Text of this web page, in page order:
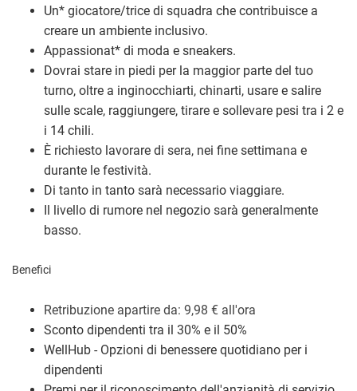
Un* giocatore/trice di squadra che contribuisce a
creare un ambiente inclusivo.
Appassionat* di moda e sneakers.
Dovrai stare in piedi per la maggior parte del tuo
turno, oltre a inginocchiarti, chinarti, usare e salire
sulle scale, raggiungere, tirare e sollevare pesi tra i 2 e
i 14 chili.
È richiesto lavorare di sera, nei fine settimana e
durante le festività.
Di tanto in tanto sarà necessario viaggiare.
Il livello di rumore nel negozio sarà generalmente
basso.
Benefici
Retribuzione apartire da: 9,98 € all'ora
Sconto dipendenti tra il 30% e il 50%
WellHub - Opzioni di benessere quotidiano per i
dipendenti